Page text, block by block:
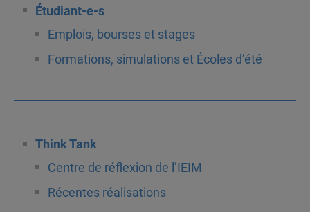
Étudiant-e-s
Emplois, bourses et stages
Formations, simulations et Écoles d’été
Think Tank
Centre de réflexion de l’IEIM
Récentes réalisations